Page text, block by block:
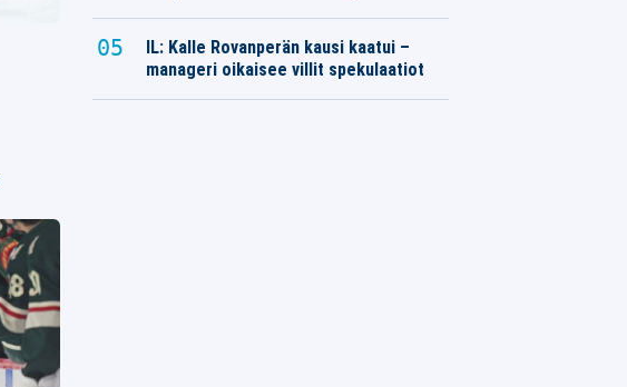
IL: Kalle Rovanperän kausi kaatui –
manageri oikaisee villit spekulaatiot